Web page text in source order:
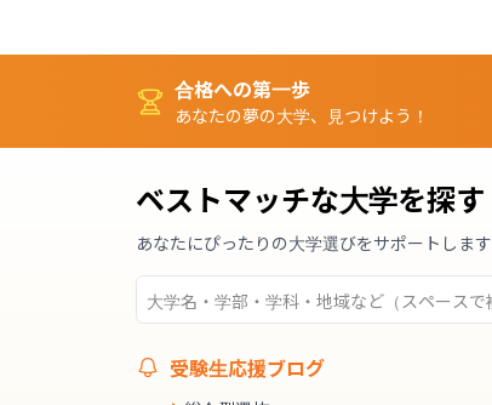
合格への第一歩
あなたの夢の大学、見つけよう！
ベストマッチな大学を探す
あなたにぴったりの大学選びをサポートします
受験生応援ブログ